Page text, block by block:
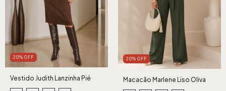
20% OFF
Vestido Judith Lanzinha Pié
Caramelo
20% OFF
Macacão Marlene Liso Oliva